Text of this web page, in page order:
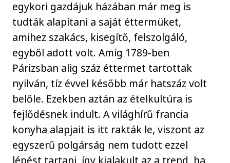
egykori gazdájuk házában már meg is
tudták alapítani a saját éttermüket,
amihez szakács, kisegítő, felszolgáló,
egyből adott volt. Amíg 1789-ben
Párizsban alig száz éttermet tartottak
nyilván, tíz évvel később már hatszáz volt
belőle. Ezekben aztán az ételkultúra is
fejlődésnek indult. A világhírű francia
konyha alapjait is itt rakták le, viszont az
egyszerű polgárság nem tudott ezzel
lépést tartani, így kialakult az a trend, ha